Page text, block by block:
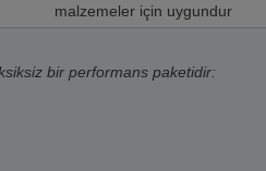
malzemeler için uygundur
bir performans paketidir: